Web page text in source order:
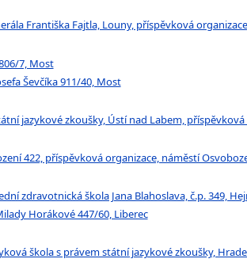
Františka Fajtla, Louny, příspěvková
7, Most
Ševčíka 911/40, Most
jazykové zkoušky, Ústí nad Labem,
422, příspěvková organizace, náměstí
zdravotnická škola Jana Blahoslava, č.p. 349,
Horákové 447/60, Liberec
škola s právem státní jazykové zkoušky,